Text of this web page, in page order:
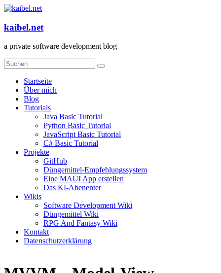
Zum
springen
kaibel.net
a private software development blog
Menü
Startseite
Über mich
Blog
Tutorials
Java Basic Tutorial
Python Basic Tutorial
JavaScript Basic Tutorial
C# Basic Tutorial
Projekte
GitHub
Düngemittel-Empfehlungssystem
Eine MAUI App erstellen
Das KI-Abenenter
Wikis
Software Development Wiki
Düngemittel Wiki
RPG And Fantasy Wiki
Kontakt
Datenschutzerklärung